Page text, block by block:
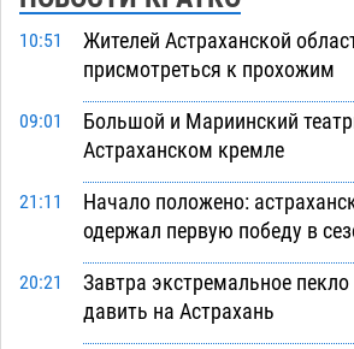
10:51
Жителей Астраханской
присмотреться к прохожим
09:01
Большой и Мариинский
Астраханском кремле
21:11
Начало положено:
одержал первую победу в
20:21
Завтра экстремальное
давить на Астрахань